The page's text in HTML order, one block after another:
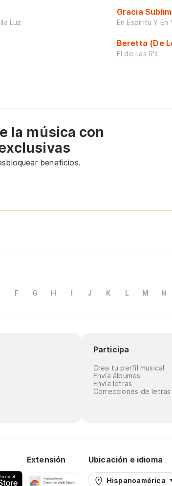
Luz
Gracia
En Espiritu Y En
Beretta (De
El de Las R's
la música con
beneficios.
F G H I J K L M N
Participa
Crea tu perfil musical
Envía álbumes
Envía letras
Correcciones de letras
Extensión Ubicación e idioma
Hispanoamérica